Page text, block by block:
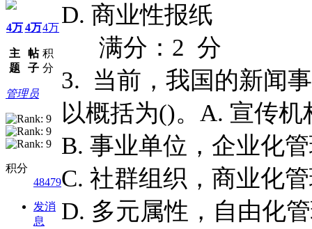
4万
主
题
4万
帖
子
4万
积
分
管理员
积分
48479
发消
息
D. 商业性报纸
满分：2 分
3. 当前，我国的新闻
以概括为()。A. 宣传
B. 事业单位，企业化
C. 社群组织，商业化
D. 多元属性，自由化